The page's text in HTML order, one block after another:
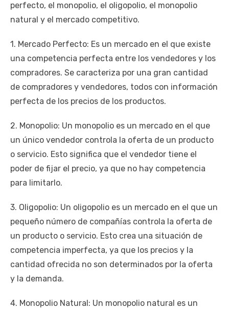
perfecto, el monopolio, el oligopolio, el monopolio
natural y el mercado competitivo.
1. Mercado Perfecto: Es un mercado en el que existe
una competencia perfecta entre los vendedores y los
compradores. Se caracteriza por una gran cantidad
de compradores y vendedores, todos con información
perfecta de los precios de los productos.
2. Monopolio: Un monopolio es un mercado en el que
un único vendedor controla la oferta de un producto
o servicio. Esto significa que el vendedor tiene el
poder de fijar el precio, ya que no hay competencia
para limitarlo.
3. Oligopolio: Un oligopolio es un mercado en el que un
pequeño número de compañías controla la oferta de
un producto o servicio. Esto crea una situación de
competencia imperfecta, ya que los precios y la
cantidad ofrecida no son determinados por la oferta
y la demanda.
4. Monopolio Natural: Un monopolio natural es un